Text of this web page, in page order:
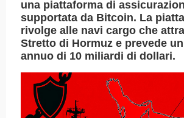
una piattaforma di
supportata da Bitcoin. La
rivolge alle navi cargo che
Stretto di Hormuz e prevede
annuo di 10 miliardi di dollari.